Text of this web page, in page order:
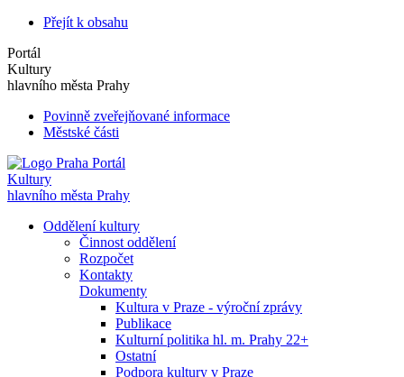
Přejít k obsahu
Portál
Kultury
hlavního města Prahy
Povinně zveřejňované informace
Městské části
Portál
Kultury
hlavního města Prahy
Oddělení kultury
Činnost oddělení
Rozpočet
Kontakty
Dokumenty
Kultura v Praze - výroční zprávy
Publikace
Kulturní politika hl. m. Prahy 22+
Ostatní
Podpora kultury v Praze